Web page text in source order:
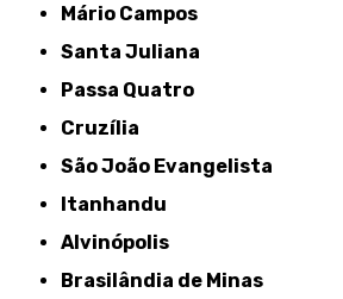
Mário Campos
Santa Juliana
Passa Quatro
Cruzília
São João Evangelista
Itanhandu
Alvinópolis
Brasilândia de Minas